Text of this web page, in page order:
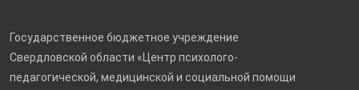
Государственное бюджетное учреждение
Свердловской области «Центр психолого-
педагогической, медицинской и социальной помощи